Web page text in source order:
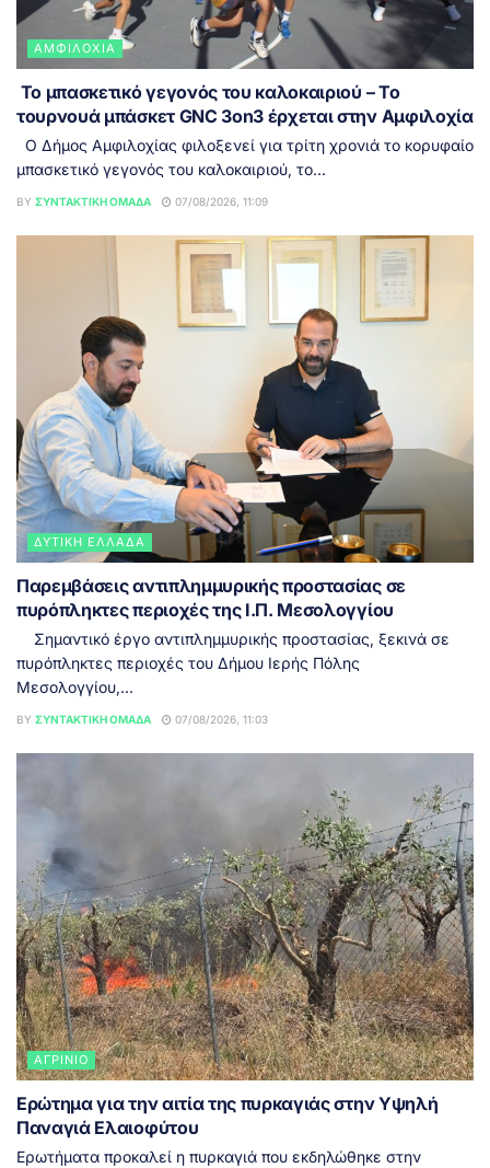
ΑΜΦΙΛΟΧΊΑ
Το μπασκετικό γεγονός του καλοκαιριού – Το
τουρνουά μπάσκετ GNC 3on3 έρχεται στην Αμφιλοχία
Ο Δήμος Αμφιλοχίας φιλοξενεί για τρίτη χρονιά το κορυφαίο
μπασκετικό γεγονός του καλοκαιριού, το...
BY ΣΥΝΤΑΚΤΙΚΉ ΟΜΆΔΑ 07/08/2026, 11:09
ΔΥΤΙΚΉ ΕΛΛΆΔΑ
Παρεμβάσεις αντιπλημμυρικής προστασίας σε
πυρόπληκτες περιοχές της Ι.Π. Μεσολογγίου
Σημαντικό έργο αντιπλημμυρικής προστασίας, ξεκινά σε
πυρόπληκτες περιοχές του Δήμου Ιερής Πόλης
Μεσολογγίου,...
BY ΣΥΝΤΑΚΤΙΚΉ ΟΜΆΔΑ 07/08/2026, 11:03
ΑΓΡΊΝΙΟ
Ερώτημα για την αιτία της πυρκαγιάς στην Υψηλή
Παναγιά Ελαιοφύτου
Ερωτήματα προκαλεί η πυρκαγιά που εκδηλώθηκε στην